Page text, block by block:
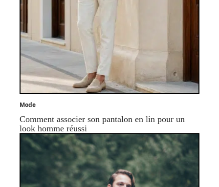
Mode
Comment associer son pantalon en lin pour un
look homme réussi